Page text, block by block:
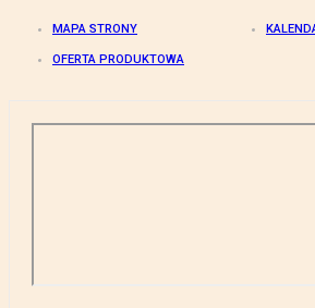
MAPA STRONY
OFERTA PRODUKTOWA